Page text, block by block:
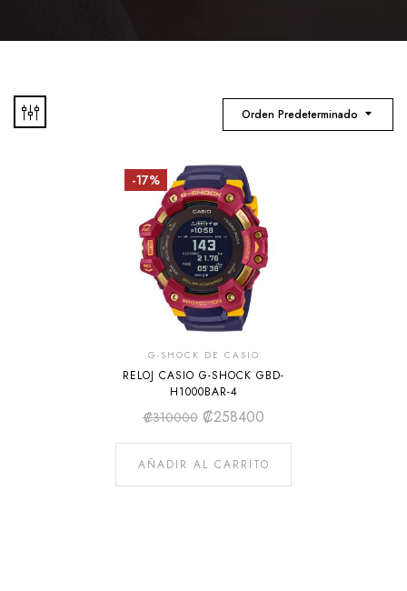
Orden Predeterminado
-17%
G-SHOCK DE CASIO
RELOJ CASIO G-SHOCK GBD-
H1000BAR-4
₡310000 ₡258400
AÑADIR AL CARRITO